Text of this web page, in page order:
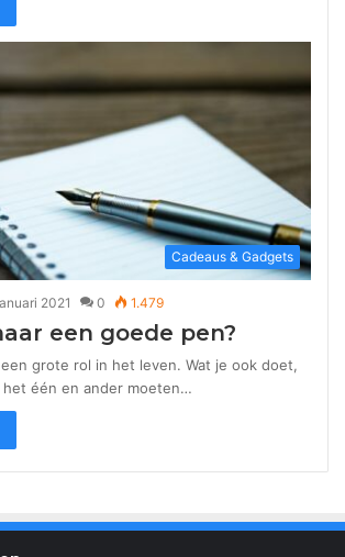
Cadeaus & Gadgets
2021 0 1.479
een goede pen?
grote rol in het leven. Wat je ook doet,
het één en ander moeten…